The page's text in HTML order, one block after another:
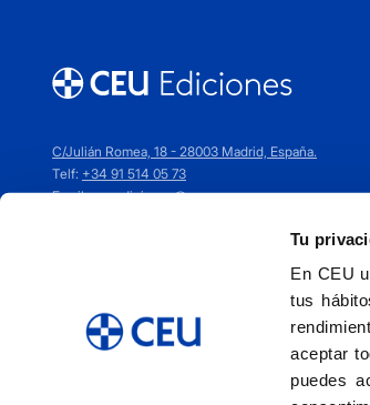
Tu
En CEU
tus
aceptar
puedes
C/Julián Romea, 18 - 28003 Madrid, España.
Telf: +34 91 514 05 73
Email:ceuediciones@ceu.es